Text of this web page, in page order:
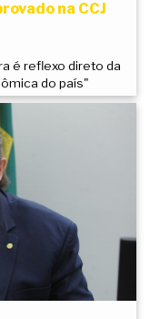
na CCJ
é reflexo direto da
do país"